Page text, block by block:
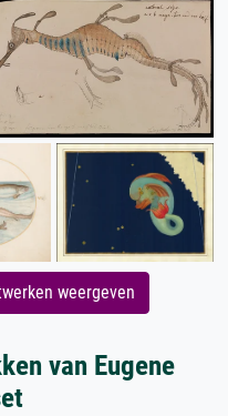
weergeven
van Eugene